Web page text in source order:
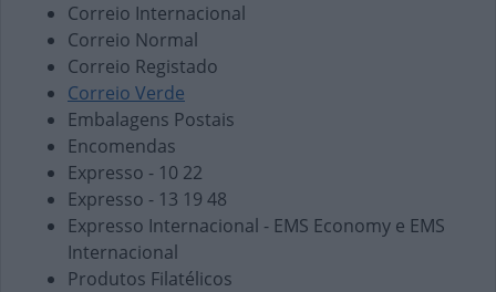
Correio Internacional
Correio Normal
Correio Registado
Correio Verde
Embalagens Postais
Encomendas
Expresso - 10 22
Expresso - 13 19 48
Expresso Internacional - EMS Economy e EMS
Internacional
Produtos Filatélicos